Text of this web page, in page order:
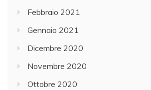
Febbraio 2021
Gennaio 2021
Dicembre 2020
Novembre 2020
Ottobre 2020